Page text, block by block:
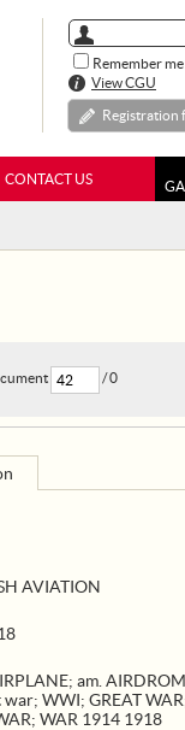
Remember me
View CGU
Registration
CONTACT US
/ 0
AVIATION
; am.
war; WWI; GREAT WAR
; WAR 1914 1918